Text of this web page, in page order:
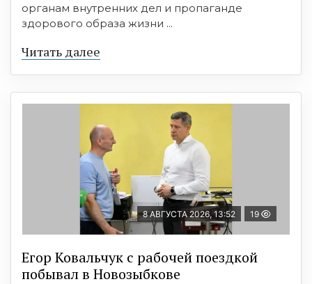
органам внутренних дел и пропаганде
здорового образа жизни ...
Читать далее
8 АВГУСТА 2026, 13:52 19
Егор Ковальчук с рабочей поездкой
побывал в Новозыбкове